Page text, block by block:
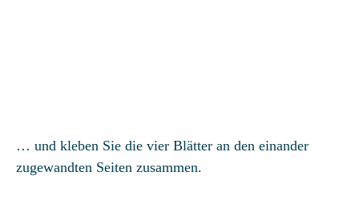
… und kleben Sie die vier Blätter an den einander
zugewandten Seiten zusammen.